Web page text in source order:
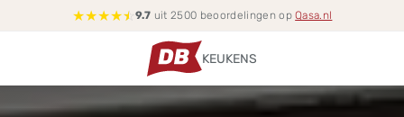
★★★★☆ 9.7 uit 2500 beoordelingen opQasa.nl
KEUKENS